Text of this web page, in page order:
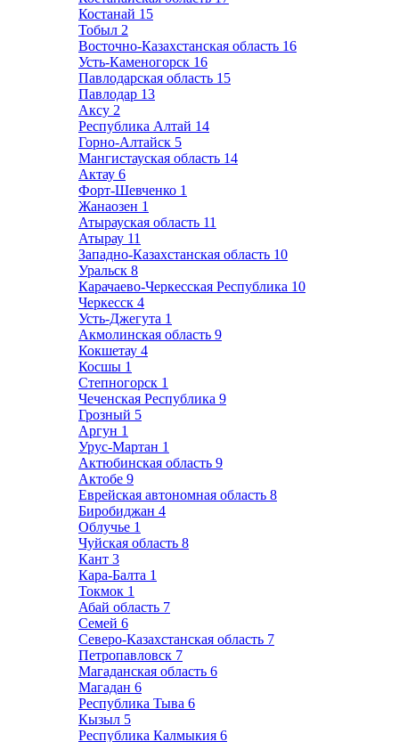
Костанай 15
Тобыл 2
Восточно-Казахстанская область 16
Усть-Каменогорск 16
Павлодарская область 15
Павлодар 13
Аксу 2
Республика Алтай 14
Горно-Алтайск 5
Мангистауская область 14
Актау 6
Форт-Шевченко 1
Жанаозен 1
Атырауская область 11
Атырау 11
Западно-Казахстанская область 10
Уральск 8
Карачаево-Черкесская Республика 10
Черкесск 4
Усть-Джегута 1
Акмолинская область 9
Кокшетау 4
Косшы 1
Степногорск 1
Чеченская Республика 9
Грозный 5
Аргун 1
Урус-Мартан 1
Актюбинская область 9
Актобе 9
Еврейская автономная область 8
Биробиджан 4
Облучье 1
Чуйская область 8
Кант 3
Кара-Балта 1
Токмок 1
Абай область 7
Семей 6
Северо-Казахстанская область 7
Петропавловск 7
Магаданская область 6
Магадан 6
Республика Тыва 6
Кызыл 5
Республика Калмыкия 6